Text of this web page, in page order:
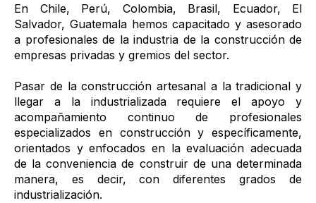
En Chile, Perú, Colombia, Brasil, Ecuador, El
Salvador, Guatemala hemos capacitado y asesorado
a profesionales de la industria de la construcción de
empresas privadas y gremios del sector.
Pasar de la construcción artesanal a la tradicional y
llegar a la industrializada requiere el apoyo y
acompañamiento continuo de profesionales
especializados en construcción y específicamente,
orientados y enfocados en la evaluación adecuada
de la conveniencia de construir de una determinada
manera, es decir, con diferentes grados de
industrialización.